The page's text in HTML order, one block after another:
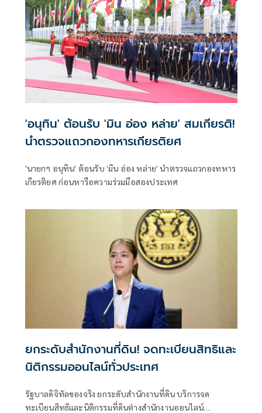
'อนุทิน' ต้อนรับ 'มิน อ่อง หล่าย' สมเกียรติ!
นำตรวจแถวกองทหารเกียรติยศ
'นายกฯ อนุทิน' ต้อนรับ 'มิน อ่อง หล่าย' นำตรวจแถวกองทหาร
เกียรติยศ ก่อนหารือความร่วมมือสองประเทศ
ยกระดับสำนักงานที่ดิน! จดทะเบียนสิทธิและ
นิติกรรมออนไลน์ทั่วประเทศ
รัฐบาลดิจิทัลของจริง ยกระดับสำนักงานที่ดิน บริการจด
ทะเบียนสิทธิและนิติกรรมที่ดินต่างสำนักงานออนไลน์